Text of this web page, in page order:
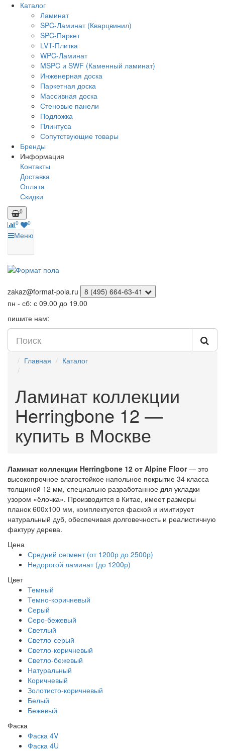
Каталог
Ламинат
SPC-Ламинат (Кварцвинил)
SPC-Паркет
LVT-Плитка
WPC-Ламинат
MSPC и SWF (Каменный ламинат)
Инженерная доска
Паркетная доска
Массивная доска
Стеновые панели
Подложка
Плинтуса
Сопутствующие товары
Бренды
Информация
Контакты
Доставка
Оплата
Скидки
0
0
0
Меню
zakaz@format-pola.ru
8 (495) 664-63-41
пн - сб: с 09.00 до 19.00
пишите нам:
Главная Каталог
Ламинат коллекции
Herringbone 12 —
купить в Москве
Ламинат коллекции Herringbone 12 от Alpine Floor— это
высокопрочное влагостойкое напольное покрытие 34 класса
толщиной 12 мм, специально разработанное для укладки
узором «ёлочка». Производится в Китае, имеет размеры
планок 600x100 мм, комплектуется фаской и имитирует
натуральный дуб, обеспечивая долговечность и реалистичную
фактуру дерева.
Цена
Средний сегмент (от 1200р до 2500р)
Недорогой ламинат (до 1200р)
Цвет
Темный
Темно-коричневый
Серый
Серо-бежевый
Светлый
Светло-серый
Светло-коричневый
Светло-бежевый
Натуральный
Коричневый
Золотисто-коричневый
Белый
Бежевый
Фаска
Фаска 4V
Фаска 4U